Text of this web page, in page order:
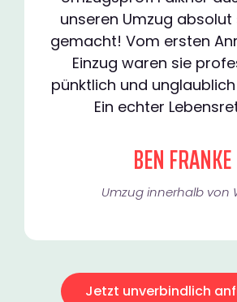
unseren Umzug
gemacht! Vom ersten
Einzug waren sie
pünktlich und
Ein echter
BEN FRANKE
Umzug innerhalb von
Jetzt unverbindlich